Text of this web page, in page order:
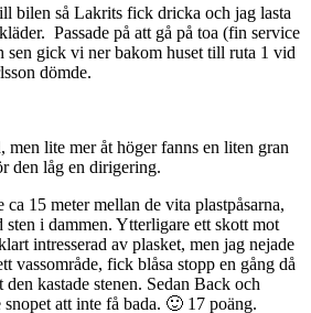
bilen så Lakrits fick dricka och jag lasta
Passade på att gå på toa (fin service
sen gick vi ner bakom huset till ruta 1 vid
dömde.
lite mer åt höger fanns en liten gran
den låg en dirigering.
15 meter mellan de vita plastpåsarna,
sten i dammen. Ytterligare ett skott mot
intresserad av plasket, men jag nejade
vassområde, fick blåsa stopp en gång då
kastade stenen. Sedan Back och
att inte få bada. 🙂 17 poäng.